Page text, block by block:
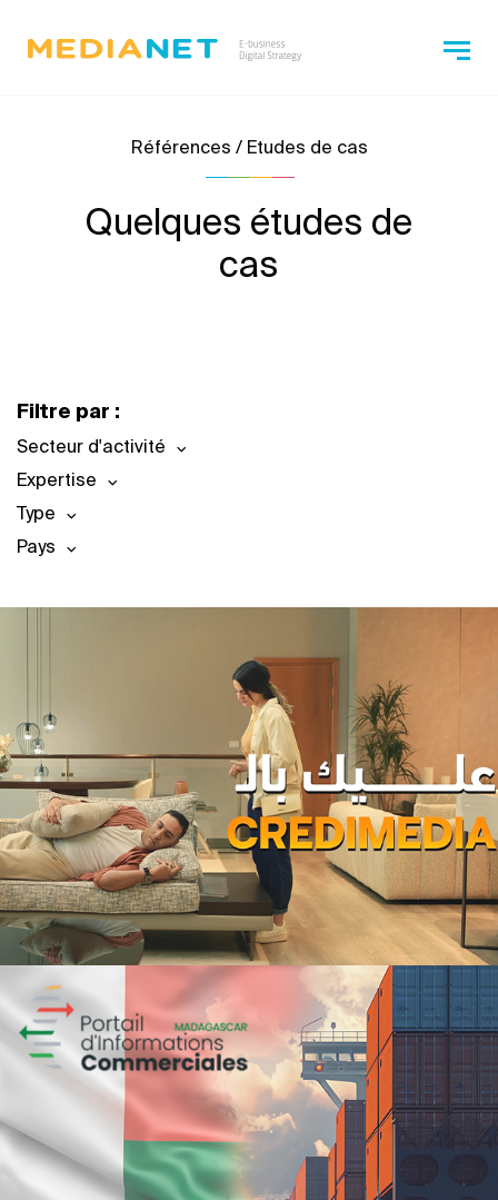
Références / Etudes de cas
Quelques études de
cas
Filtre par :
Secteur d'activité
Expertise
Type
Pays